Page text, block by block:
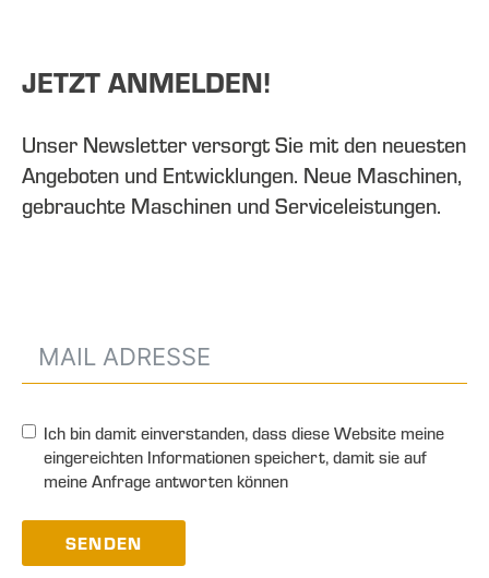
JETZT ANMELDEN!
Unser Newsletter versorgt Sie mit den neuesten
Angeboten und Entwicklungen. Neue Maschinen,
gebrauchte Maschinen und Serviceleistungen.
Ich bin damit einverstanden, dass diese Website meine
eingereichten Informationen speichert, damit sie auf
meine Anfrage antworten können
SENDEN